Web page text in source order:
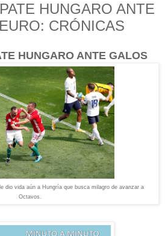
HUNGARO ANTE
CRÓNICAS
HUNGARO ANTE GALOS
dio vida aún a Hungría que busca milagro de avanzar a
Octavos.